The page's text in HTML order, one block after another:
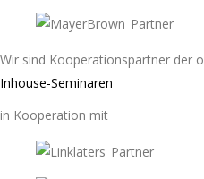
Wir sind Kooperationspartner der
Inhouse-Seminaren
in Kooperation mit